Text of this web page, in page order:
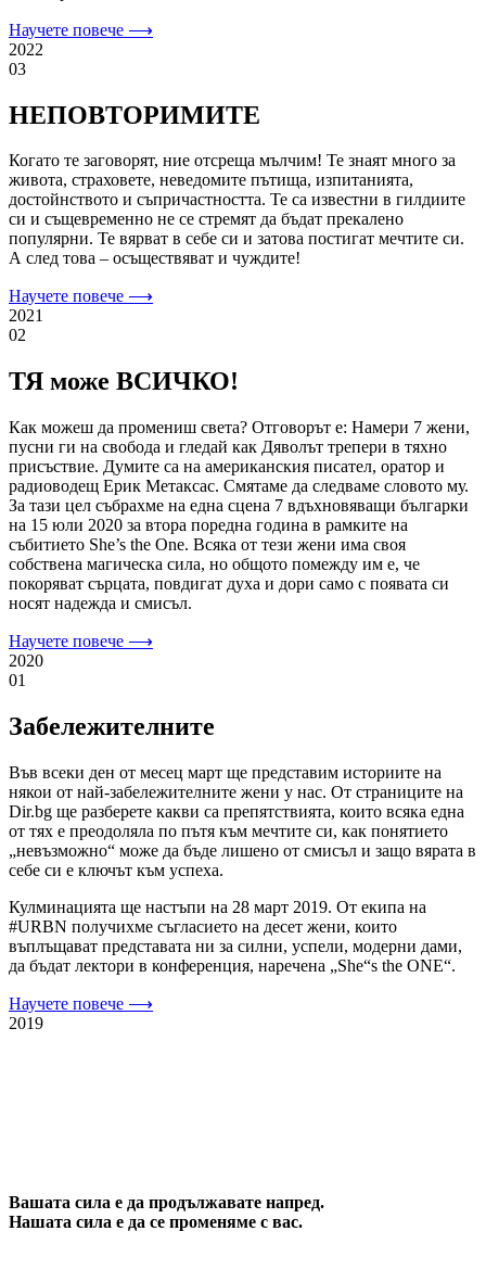
Научете повече ⟶
2022
03
НЕПОВТОРИМИТЕ
Когато те заговорят, ние отсреща мълчим! Те знаят много за
живота, страховете, неведомите пътища, изпитанията,
достойнството и съпричастността. Те са известни в гилдиите
си и същевременно не се стремят да бъдат прекалено
популярни. Те вярват в себе си и затова постигат мечтите си.
А след това – осъществяват и чуждите!
Научете повече ⟶
2021
02
ТЯ може ВСИЧКО!
Как можеш да промениш света? Отговорът е: Намери 7 жени,
пусни ги на свобода и гледай как Дяволът трепери в тяхно
присъствие. Думите са на американския писател, оратор и
радиоводещ Ерик Метаксас. Смятаме да следваме словото му.
За тази цел събрахме на една сцена 7 вдъхновяващи българки
на 15 юли 2020 за втора поредна година в рамките на
събитието She’s the One. Всяка от тези жени има своя
собствена магическа сила, но общото помежду им е, че
покоряват сърцата, повдигат духа и дори само с появата си
носят надежда и смисъл.
Научете повече ⟶
2020
01
Забележителните
Във всеки ден от месец март ще представим историите на
някои от най-забележителните жени у нас. От страниците на
Dir.bg ще разберете какви са препятствията, които всяка една
от тях е преодоляла по пътя към мечтите си, как понятието
„невъзможно“ може да бъде лишено от смисъл и защо вярата в
себе си е ключът към успеха.
Кулминацията ще настъпи на 28 март 2019. От екипа на
#URBN получихме съгласието на десет жени, които
въплъщават представата ни за силни, успели, модерни дами,
да бъдат лектори в конференция, наречена „She“s the ONE“.
Научете повече ⟶
2019
Вашата сила е да продължавате напред.
Нашата сила е да се променяме с вас.